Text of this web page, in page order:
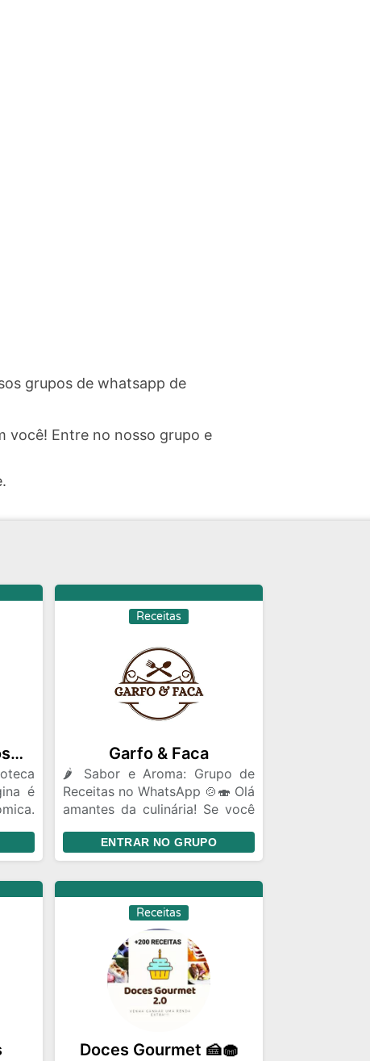
grupos de whatsapp de
você! Entre no nosso grupo e
Sabores Encantados 👩‍🍳🍳
é
sua
em
Receitas
Garfo & Faca
🌶️ Sabor e Aroma: Grupo de
Receitas no WhatsApp 🍲🍣 Olá
amantes da culinária! Se você
novos sabores, trocar receitas
incríveis e compartilhar sua
paixão pela cozinha, temos o
lugar perfeito para você!
Apresentamos o grupo “Sabor
e Aroma“, onde a magia da
culinária acontece todos os
ENTRAR NO GRUPO
Receitas
Doces Gourmet 🍰🧁